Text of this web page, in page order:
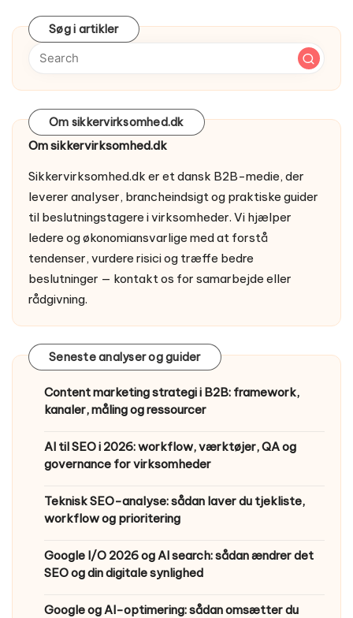
Søg i artikler
Om sikkervirksomhed.dk
Om sikkervirksomhed.dk
Sikkervirksomhed.dk er et dansk B2B-medie, der
leverer analyser, brancheindsigt og praktiske guider
til beslutningstagere i virksomheder. Vi hjælper
ledere og økonomiansvarlige med at forstå
tendenser, vurdere risici og træffe bedre
beslutninger — kontakt os for samarbejde eller
rådgivning.
Seneste analyser og guider
Content marketing strategi i B2B: framework,
kanaler, måling og ressourcer
AI til SEO i 2026: workflow, værktøjer, QA og
governance for virksomheder
Teknisk SEO-analyse: sådan laver du tjekliste,
workflow og prioritering
Google I/O 2026 og AI search: sådan ændrer det
SEO og din digitale synlighed
Google og AI-optimering: sådan omsætter du